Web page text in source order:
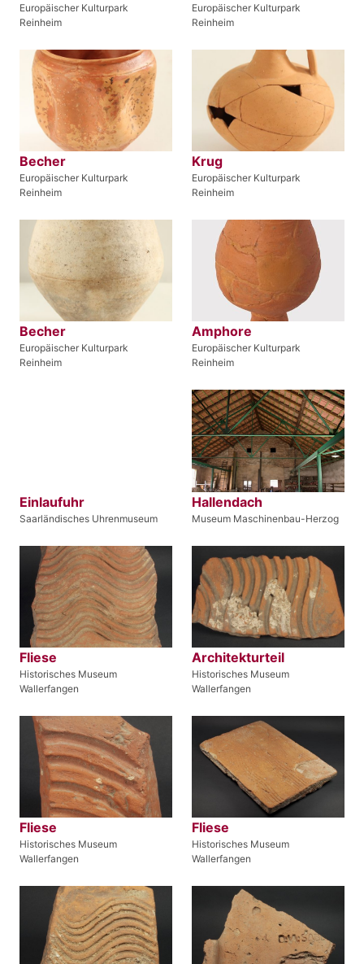
Europäischer Kulturpark
Reinheim
Europäischer Kulturpark
Reinheim
Becher
Europäischer Kulturpark
Reinheim
Krug
Europäischer Kulturpark
Reinheim
Becher
Europäischer Kulturpark
Reinheim
Amphore
Europäischer Kulturpark
Reinheim
Einlaufuhr
Saarländisches Uhrenmuseum
Hallendach
Museum Maschinenbau-Herzog
Fliese
Historisches Museum
Wallerfangen
Architekturteil
Historisches Museum
Wallerfangen
Fliese
Historisches Museum
Wallerfangen
Fliese
Historisches Museum
Wallerfangen